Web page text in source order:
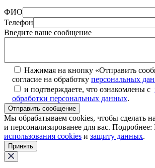
ФИО
Телефон
Введите ваше сообщение
Нажимая на кнопку «Отправить
согласие на обработку персональных
и подтверждаете, что ознакомлены с
обработки персональных данных.
Отправить сообщение
Мы обрабатываем cookies, чтобы сделать
и персонализированее для вас.
использования cookies и защиту данных.
Принять